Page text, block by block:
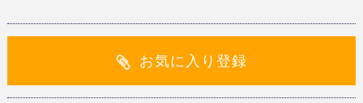
お気に入り登録